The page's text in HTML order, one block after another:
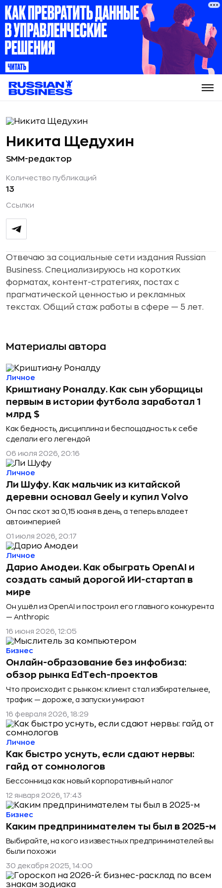
Отвечаю за социальные сети издания Russian
Business. Специализируюсь на коротких
форматах, контент-стратегиях, постах с
прагматической ценностью и рекламных
текстах. Общий стаж работы в сфере — 5 лет.
Материалы автора
Криштиану Роналду. Как сын уборщицы
первым в истории футбола заработал 1
млрд $
Как бедность, дисциплина и беспощадность к себе
сделали его легендой
Личное
06 июля 2026, 20:16
Ли Шуфу. Как мальчик из китайской
деревни основал Geely и купил Volvo
Он пас скот за 0,15 юаня в день, а теперь владеет
автоимперией
Личное
01 июля 2026, 20:17
Дарио Амодеи. Как обыграть OpenAI и
создать самый дорогой ИИ-стартап в
мире
Он ушёл из OpenAI и построил его главного конкурента
— Anthropic
Личное
16 июня 2026, 12:05
Онлайн-образование без инфобиза:
обзор рынка EdTech-проектов
Что происходит с рынком: клиент стал избирательнее,
трафик — дороже, а запуски умирают
Бизнес
16 февраля 2026, 18:29
Как быстро уснуть, если сдают нервы:
гайд от сомнологов
Бессонница как новый корпоративный налог
Личное
12 января 2026, 17:43
Каким предпринимателем ты был в 2025-м
Выбирайте, на кого из известных предпринимателей вы
были похожи
Бизнес
30 декабря 2025, 14:00
Никита Щедухин
SMM-редактор
Количество публикаций
13
Ссылки